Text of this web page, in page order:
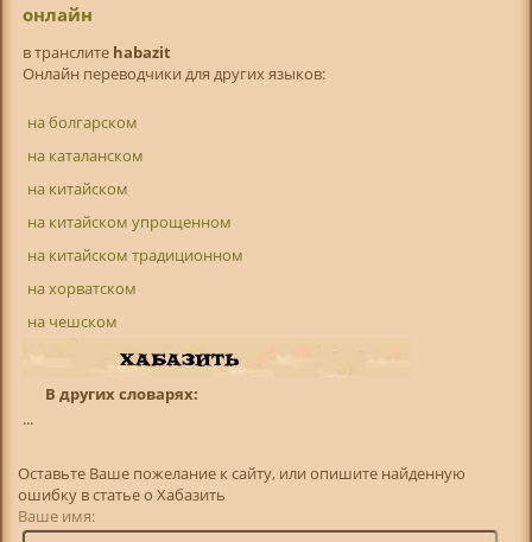
онлайн
в транслитe habazit
Онлайн переводчики для других языков:
на болгарском
на каталанском
на китайском
на китайском упрощенном
на китайском традиционном
на хорватском
на чешском
В других словарях:
...
Оставьте Ваше пожелание к сайту, или опишите найденную
ошибку в статье о Хабазить
Ваше имя: